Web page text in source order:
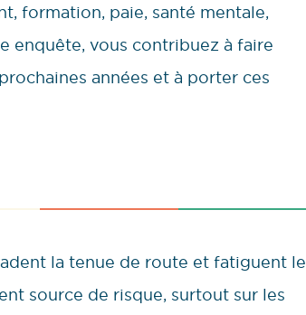
formation, paie, santé mentale,
enquête, vous contribuez à faire
années et à porter ces
la tenue de route et fatiguent le
source de risque, surtout sur les